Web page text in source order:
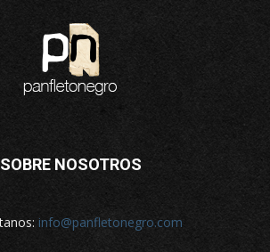
SOBRE NOSOTROS
info@panfletonegro.com